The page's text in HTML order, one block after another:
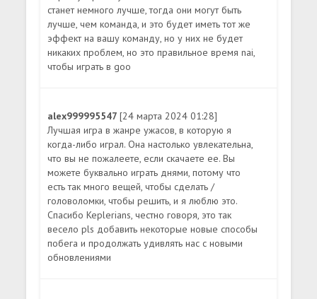
станет немного лучше, тогда они могут быть
лучше, чем команда, и это будет иметь тот же
эффект на вашу команду, но у них не будет
никаких проблем, но это правильное время nai,
чтобы играть в goo
alex999995547[24 марта 2024 01:28]
Лучшая игра в жанре ужасов, в которую я
когда-либо играл. Она настолько увлекательна,
что вы не пожалеете, если скачаете ее. Вы
можете буквально играть днями, потому что
есть так много вещей, чтобы сделать /
головоломки, чтобы решить, и я люблю это.
Спасибо Keplerians, честно говоря, это так
весело pls добавить некоторые новые способы
побега и продолжать удивлять нас с новыми
обновлениями